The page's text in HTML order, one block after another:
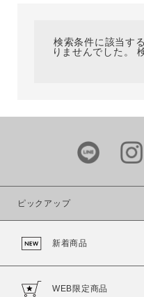
ブランド
カラー
検索条件に該当す
りませんでした。
ピックアップ
新着商品
WEB限定商品